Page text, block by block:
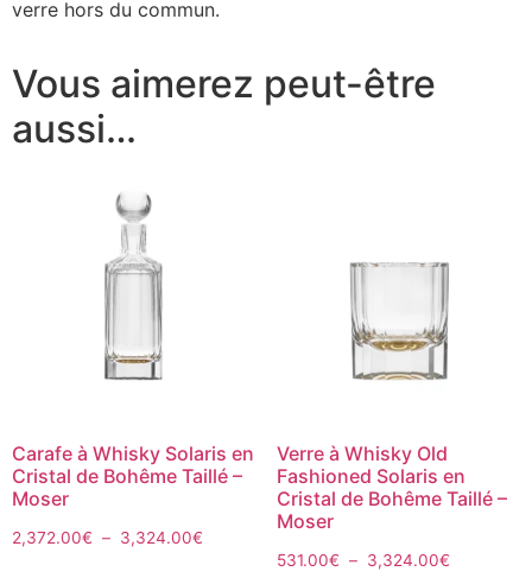
verre hors du commun.
Vous aimerez peut-être
aussi…
Carafe à Whisky Solaris en
Cristal de Bohême Taillé –
Moser
2,372.00€ – 3,324.00€
Verre à Whisky Old
Fashioned Solaris en
Cristal de Bohême Taillé –
Moser
531.00€ – 3,324.00€